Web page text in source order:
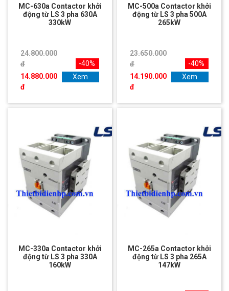
MC-630a Contactor khởi
động từ LS 3 pha 630A
330kW
24.800.000
đ
14.880.000
đ
-40%
Xem
MC-500a Contactor khởi
động từ LS 3 pha 500A
265kW
23.650.000
đ
14.190.000
đ
-40%
Xem
MC-330a Contactor khởi
động từ LS 3 pha 330A
160kW
MC-265a Contactor khởi
động từ LS 3 pha 265A
147kW